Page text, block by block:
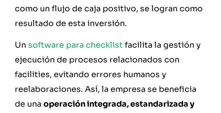
como un flujo de caja positivo, se logran como
resultado de esta inversión.
Un software para checklistfacilita la gestión y
ejecución de procesos relacionados con
facilities, evitando errores humanos y
reelaboraciones. Así, la empresa se beneficia
de una operación integrada, estandarizada y